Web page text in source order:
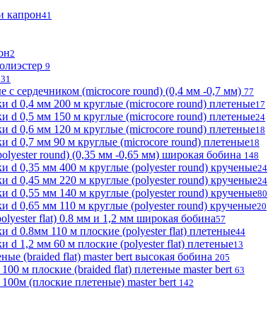
капрон41
2
9
31
с сердечником (microcore round) (0,4 мм -0,7 мм) 77
d 0,4 мм 200 м круглые (microcore round) плетеные17
d 0,5 мм 150 м круглые (microcore round) плетеные24
d 0,6 мм 120 м круглые (microcore round) плетеные18
d 0,7 мм 90 м круглые (microcore round) плетеные18
round) (0,35 мм -0,65 мм) широкая бобина 148
d 0,35 мм 400 м круглые (polyester round) крученые24
d 0,45 мм 220 м круглые (polyester round) крученые24
d 0,55 мм 140 м круглые (polyester round) крученые80
d 0,65 мм 110 м круглые (polyester round) крученые20
flat) 0.8 мм и 1,2 мм широкая бобина57
d 0.8мм 110 м плоские (polyester flat) плетеные44
d 1,2 мм 60 м плоские (polyester flat) плетеные13
(braided flat) master bert высокая бобина 205
м плоские (braided flat) плетеные master bert 63
(плоские плетеные) master bert 142